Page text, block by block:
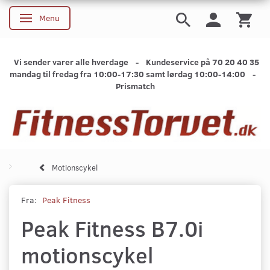
Skifte navigation
Menu
Vi sender varer alle hverdage - Kundeservice på 70 20 40 35
mandag til fredag fra 10:00-17:30 samt lørdag 10:00-14:00 -
Prismatch
Motionscykel
Fra: Peak Fitness
Peak Fitness B7.0i
motionscykel